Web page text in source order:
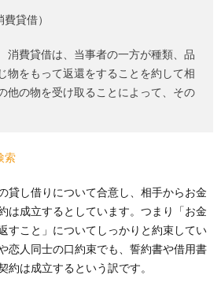
貸借）
費貸借は、当事者の一方が種類、品
物をもって返還をすることを約して相
他の物を受け取ることによって、その
索
貸し借りについて合意し、相手からお金
は成立するとしています。つまり「お金
すこと」についてしっかりと約束してい
恋人同士の口約束でも、誓約書や借用書
約は成立するという訳です。